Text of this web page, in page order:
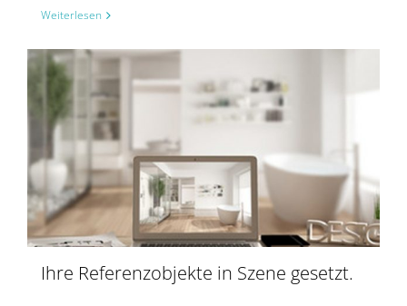
Weiterlesen
Ihre Referenzobjekte in Szene gesetzt.